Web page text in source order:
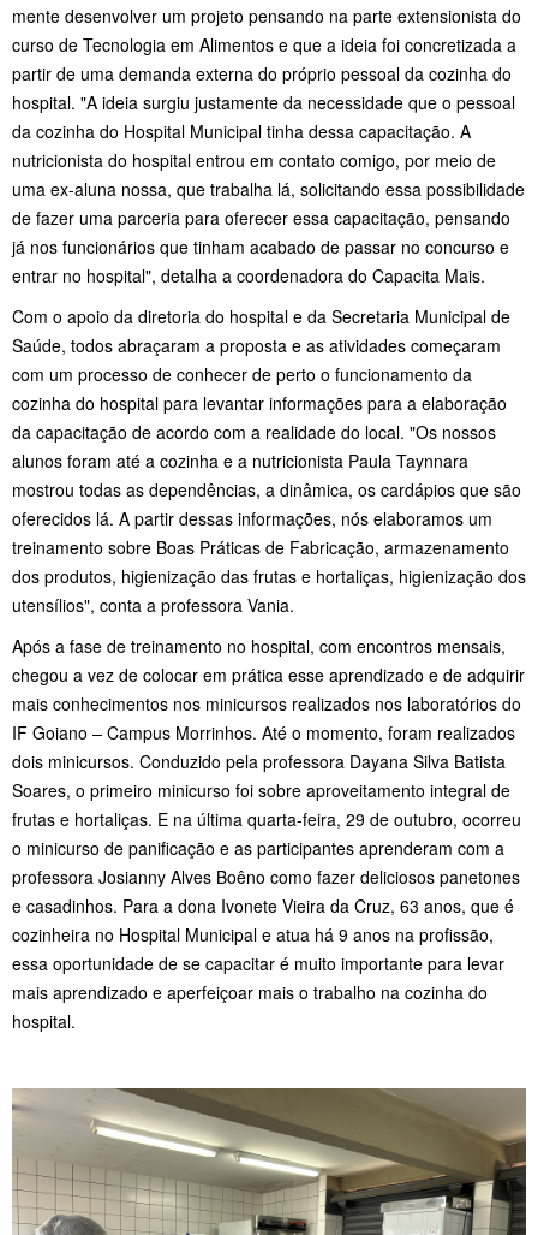
mente desenvolver um projeto pensando na parte extensionista do
curso de Tecnologia em Alimentos e que a ideia foi concretizada a
partir de uma demanda externa do próprio pessoal da cozinha do
hospital. "A ideia surgiu justamente da necessidade que o pessoal
da cozinha do Hospital Municipal tinha dessa capacitação. A
nutricionista do hospital entrou em contato comigo, por meio de
uma ex-aluna nossa, que trabalha lá, solicitando essa possibilidade
de fazer uma parceria para oferecer essa capacitação, pensando
já nos funcionários que tinham acabado de passar no concurso e
entrar no hospital", detalha a coordenadora do Capacita Mais.
Com o apoio da diretoria do hospital e da Secretaria Municipal de
Saúde, todos abraçaram a proposta e as atividades começaram
com um processo de conhecer de perto o funcionamento da
cozinha do hospital para levantar informações para a elaboração
da capacitação de acordo com a realidade do local. "Os nossos
alunos foram até a cozinha e a nutricionista Paula Taynnara
mostrou todas as dependências, a dinâmica, os cardápios que são
oferecidos lá. A partir dessas informações, nós elaboramos um
treinamento sobre Boas Práticas de Fabricação, armazenamento
dos produtos, higienização das frutas e hortaliças, higienização dos
utensílios", conta a professora Vania.
Após a fase de treinamento no hospital, com encontros mensais,
chegou a vez de colocar em prática esse aprendizado e de adquirir
mais conhecimentos nos minicursos realizados nos laboratórios do
IF Goiano – Campus Morrinhos. Até o momento, foram realizados
dois minicursos. Conduzido pela professora Dayana Silva Batista
Soares, o primeiro minicurso foi sobre aproveitamento integral de
frutas e hortaliças. E na última quarta-feira, 29 de outubro, ocorreu
o minicurso de panificação e as participantes aprenderam com a
professora Josianny Alves Boêno como fazer deliciosos panetones
e casadinhos. Para a dona Ivonete Vieira da Cruz, 63 anos, que é
cozinheira no Hospital Municipal e atua há 9 anos na profissão,
essa oportunidade de se capacitar é muito importante para levar
mais aprendizado e aperfeiçoar mais o trabalho na cozinha do
hospital.